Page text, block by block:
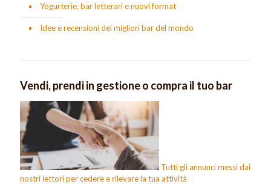
Yogurterie, bar letterari e nuovi format
Idee e recensioni dei migliori bar del mondo
Vendi, prendi in gestione o compra il tuo bar
Tutti gli annunci messi dai
nostri lettori per cedere e rilevare la tua attività